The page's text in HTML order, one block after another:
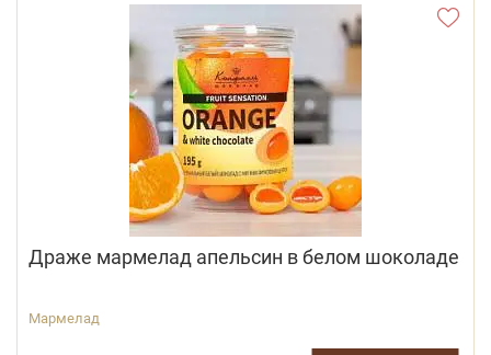
Драже мармелад апельсин в белом шоколаде
Мармелад